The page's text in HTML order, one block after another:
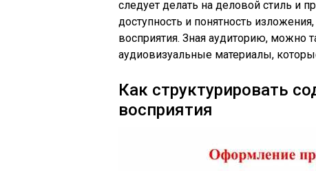
следует делать на деловой стиль и
доступность и понятность
восприятия. Зная аудиторию, можно
аудиовизуальные материалы,
Как структурировать
восприятия